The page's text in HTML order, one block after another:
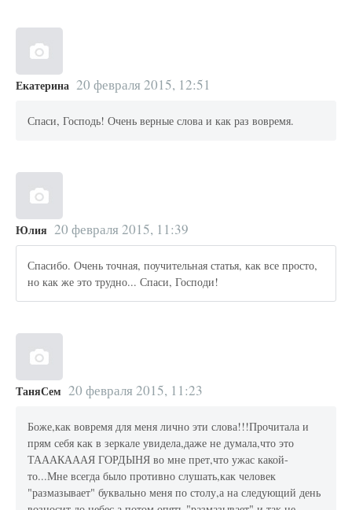
Екатерина 20 февраля 2015, 12:51
Спаси, Господь! Очень верные слова и как раз вовремя.
Юлия 20 февраля 2015, 11:39
Спасибо. Очень точная, поучительная статья, как все просто,
но как же это трудно... Спаси, Господи!
ТаняСем 20 февраля 2015, 11:23
Боже,как вовремя для меня лично эти слова!!!Прочитала и
прям себя как в зеркале увидела,даже не думала,что это
ТАААКАААЯ ГОРДЫНЯ во мне прет,что ужас какой-
то...Мне всегда было противно слушать,как человек
"размазывает" буквально меня по столу,а на следующий день